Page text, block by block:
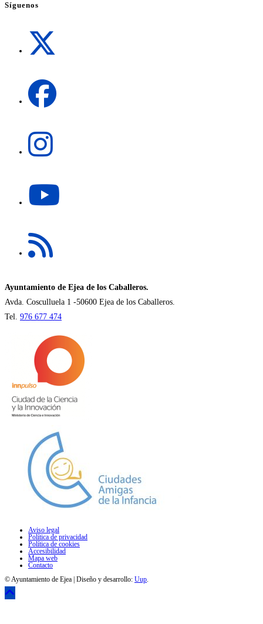
Síguenos
pestaña
abre
abre
nueva
pestaña
en
nueva
pestaña
Ayuntamiento de Ejea de los Caballeros.
Avda. Cosculluela 1 -50600 Ejea de los Caballeros.
Tel. 976 677 474
Aviso legal
Política de privacidad
Política de cookies
Accesibilidad
Mapa web
Contacto
© Ayuntamiento de Ejea | Diseño y desarrollo: Uup.